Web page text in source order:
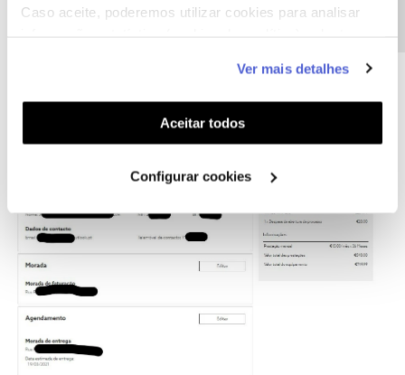
Caso aceite, poderemos utilizar cookies para analisar
funcionalidades (cookies de personalização e
funcionalidade) e adaptar anúncios aos seus interesses
(cookies de publicidade personalizada). Pode gerir a
utilização dos cookies clicando em "Configurar
Ver mais detalhes
Aceitar todos
Configurar cookies